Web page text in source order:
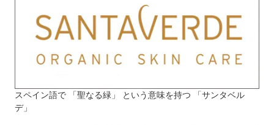
スペイン語で 「聖なる緑」 という意味を持つ 「サンタベル
デ」